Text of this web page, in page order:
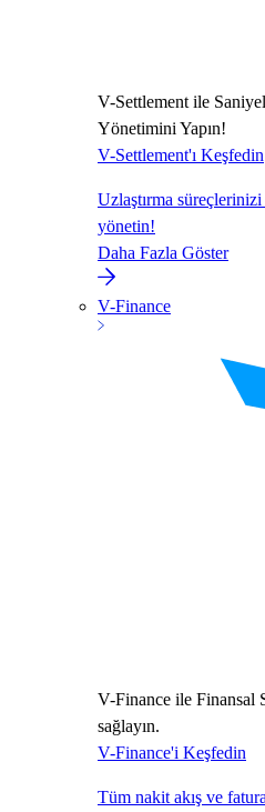
V-Settlement ile
Yönetimini Yapın!
V-Settlement'ı Keşfedin
Uzlaştırma süreçlerinizi
yönetin!
Daha Fazla Göster
V-Finance
V-Finance ile Finansal
sağlayın.
V-Finance'i Keşfedin
Tüm nakit akış ve